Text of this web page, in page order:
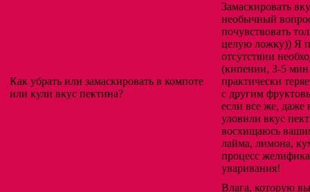
Как убрать или замаскировать в компоте
или кули вкус пектина?
Замаскировать
необычный
почувствовать
целую ложку)) Я
отсутствии
(кипении, 3-5 мин
практически
с другим
если все же,
уловили вкус
восхищаюсь
лайма, лимона,
процесс
уваривания!
Влага, которую